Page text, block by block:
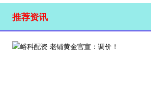
推荐资讯